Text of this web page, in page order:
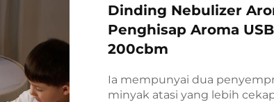
Dinding Nebulizer
Penghisap Aroma
200cbm
Ia mempunyai dua
minyak atasi yang lebih